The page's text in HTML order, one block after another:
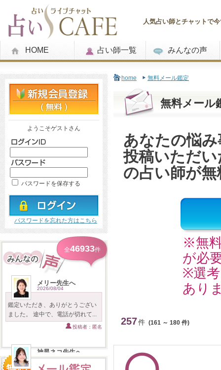
人気占い師とチャットで
HOME 占い師一覧 みんなの声
ようこそゲストさん
パスワードを保存する
パスワードを忘れた方はこちら
全46933件
メリー先生へ
2026/08/04
鑑定いただき、ありがとうござい
ました。 途中で、電話が切れて...
投稿者：匿名
神星ネコ先生へ
2026/08/04
home 無料メール鑑定
無料メール
あなたの悩
投稿いただ
の占い師が
※無
が必
※選
あり
257件 (161 ～ 180 件)